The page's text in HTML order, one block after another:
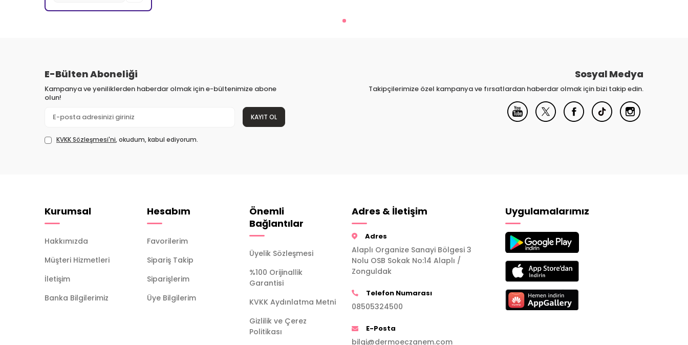
E-Bülten Aboneliği
Kampanya ve yeniliklerden haberdar olmak için e-bültenimize abone
olun!
KAYIT OL
KVKK Sözleşmesi'ni, okudum, kabul ediyorum.
Sosyal Medya
Takipçilerimize özel kampanya ve fırsatlardan haberdar olmak için bizi takip edin.
Kurumsal
Hakkımızda
Müşteri Hizmetleri
İletişim
Banka Bilgilerimiz
Hesabım
Favorilerim
Sipariş Takip
Siparişlerim
Üye Bilgilerim
Önemli
Bağlantılar
Üyelik Sözleşmesi
%100 Orijinallik
Garantisi
KVKK Aydınlatma Metni
Gizlilik ve Çerez
Politikası
Adres & İletişim
Adres
Alaplı Organize Sanayi Bölgesi 3
Nolu OSB Sokak No:14 Alaplı /
Zonguldak
Telefon Numarası
08505324500
E-Posta
bilgi@dermoeczanem.com
Uygulamalarımız